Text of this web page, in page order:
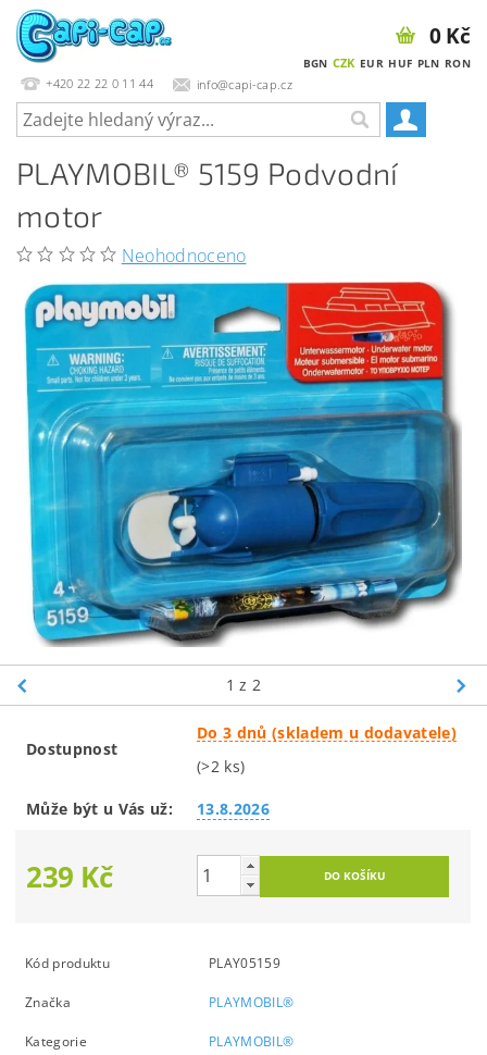
+420 22 22 0 11 44 info@capi-cap.cz
BGN CZK EUR HUF PLN RON
0 Kč
PLAYMOBIL® 5159 Podvodní
motor
Neohodnoceno
1 z 2
Dostupnost
Do 3 dnů (skladem u dodavatele)
(>2 ks)
Může být u Vás už: 13.8.2026
239 Kč
Kód produktu PLAY05159
Značka PLAYMOBIL®
Kategorie PLAYMOBIL®